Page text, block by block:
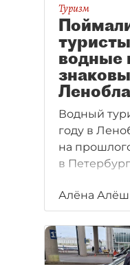
Туризм
водные
Водный
году в
на
в
Алёна